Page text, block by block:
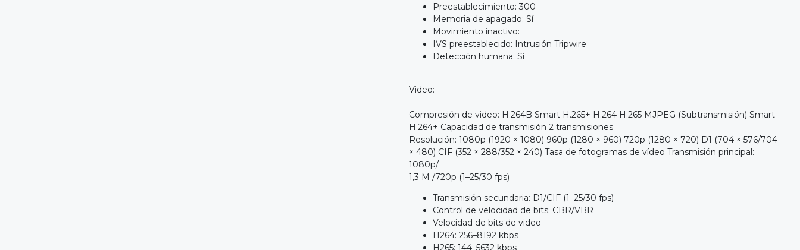
Preestablecimiento: 300
Memoria de apagado: Sí
Movimiento inactivo:
IVS preestablecido: Intrusión Tripwire
Detección humana: Sí
Video:
Compresión de video: H.264B Smart H.265+ H.264 H.265 MJPEG (Subtransmisión) Smart
H.264+ Capacidad de transmisión 2 transmisiones
Resolución: 1080p (1920 × 1080) 960p (1280 × 960) 720p (1280 × 720) D1 (704 × 576/704
× 480) CIF (352 × 288/352 × 240) Tasa de fotogramas de vídeo Transmisión principal:
1080p/
1,3 M /720p (1–25/30 fps)
Transmisión secundaria: D1/CIF (1–25/30 fps)
Control de velocidad de bits: CBR/VBR
Velocidad de bits de video
H264: 256–8192 kbps
H265: 144–5632 kbps